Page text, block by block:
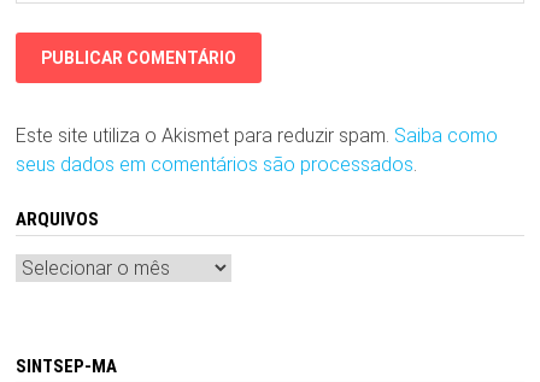
Este site utiliza o Akismet para reduzir spam. Saiba como
seus dados em comentários são processados.
ARQUIVOS
Arquivos
SINTSEP-MA